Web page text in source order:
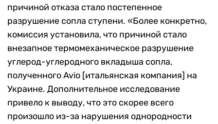
причиной отказа стало постепенное
разрушение сопла ступени. «Более конкретно,
комиссия установила, что причиной стало
внезапное термомеханическое разрушение
углерод-углеродного вкладыша сопла,
полученногоAvio [итальянская компания] на
Украине. Дополнительное исследование
привело к выводу, что это скорее всего
произошло из-за нарушения однородности